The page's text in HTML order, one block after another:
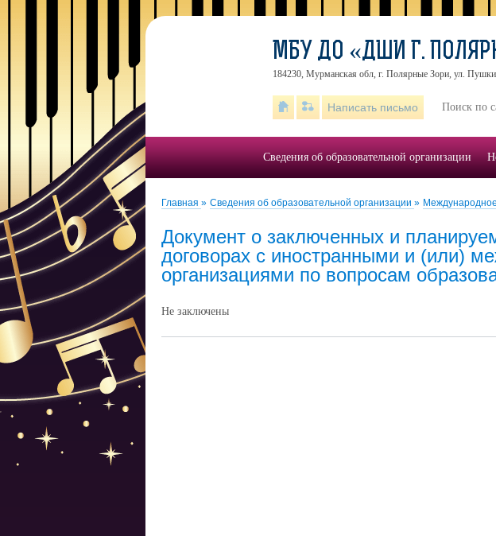
Главная » Сведения об образовательной организации »
Документ о заключенных и
договорах с иностранными и (или)
организациями по вопросам
Не заключены
МБУ ДО «ДШИ Г.
184230, Мурманская обл, г. Полярные Зори, ул.
Написать письмо
Сведения об образовательной организации